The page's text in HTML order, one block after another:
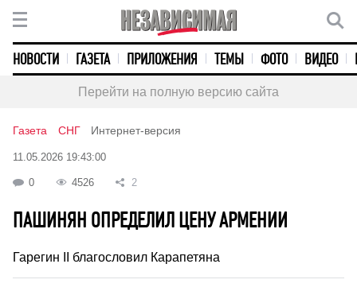
НОВОСТИ ГАЗЕТА ПРИЛОЖЕНИЯ ТЕМЫ ФОТО ВИДЕО
Перейти на полную версию сайта
Газета СНГ Интернет-версия
11.05.2026 19:43:00
0 4526 2
ПАШИНЯН ОПРЕДЕЛИЛ ЦЕНУ АРМЕНИИ
Гарегин II благословил Карапетяна